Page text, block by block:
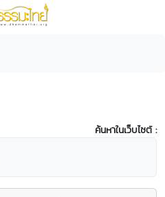
ค้นหาในเว็บไซต์ :